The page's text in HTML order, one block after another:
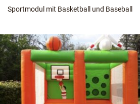
Sportmodul mit Basketball und Baseball